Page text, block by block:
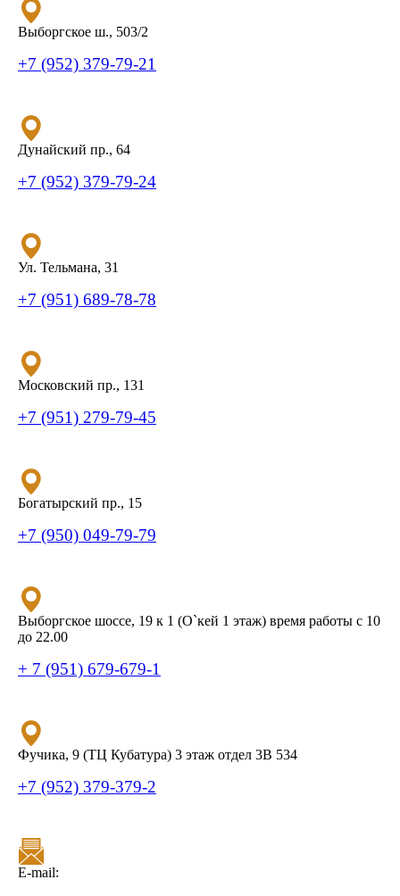
Выборгское ш., 503/2
+7 (952) 379-79-21
Дунайский пр., 64
+7 (952) 379-79-24
Ул. Тельмана, 31
+7 (951) 689-78-78
Московский пр., 131
+7 (951) 279-79-45
Богатырский пр., 15
+7 (950) 049-79-79
Выборгское шоссе, 19 к 1 (О`кей 1 этаж) время работы с 10
до 22.00
+ 7 (951) 679-679-1
Фучика, 9 (ТЦ Кубатура) 3 этаж отдел 3В 534
+7 (952) 379-379-2
E-mail: